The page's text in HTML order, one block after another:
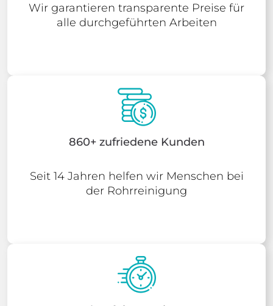
Wir garantieren transparente Preise für
alle durchgeführten Arbeiten
860+ zufriedene Kunden
Seit 14 Jahren helfen wir Menschen bei
der Rohrreinigung